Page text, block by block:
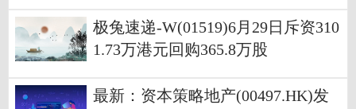
极兔速递-W(01519)6月29日斥资310
1.73万港元回购365.8万股
最新：资本策略地产(00497.HK)发